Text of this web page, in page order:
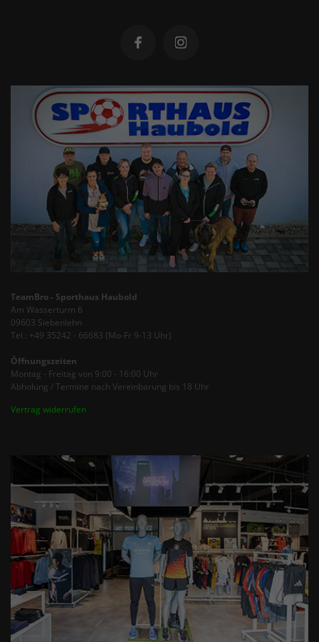
TeamBro - Sporthaus Haubold
Am Wasserturm 6
09603 Siebenlehn
Tel.: +49 35242 - 66683 (Mo-Fr 9-13 Uhr)
Öffnungszeiten
Montag - Freitag von 9:00 - 16:00 Uhr
Abholung / Termine nach Vereinbarung bis 18 Uhr
Vertrag widerrufen